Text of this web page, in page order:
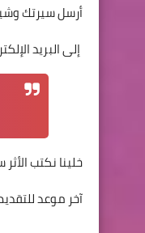
أرسل سيرتك
إلى البريد
خلينا نكتب الأثر
آخر موعد للتقديم هو يوم